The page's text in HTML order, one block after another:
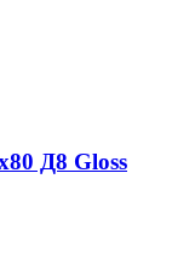
Д8 Gloss